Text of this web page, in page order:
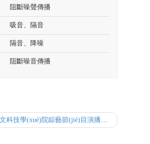
阻斷噪聲傳播
吸音、隔音
隔音、降噪
阻斷噪音傳播
重慶人文科技學(xué)院綜藝節(jié)目演播廳聲學(xué)裝修改造